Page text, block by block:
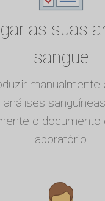
as suas
sangue
manualmente
análises
o documento
laboratório.